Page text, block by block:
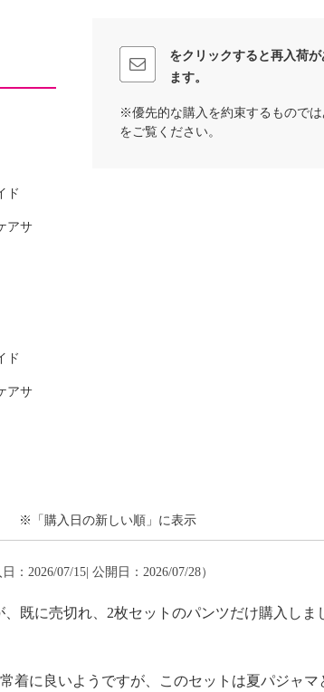
ド
アサ
ド
アサ
をクリックすると再入荷
ます。
※優先的な購入を約束するもので
をご覧ください。
※「購入日の新しい順」に表示
：2026/07/15| 公開日：2026/07/28）
既に売切れ、2枚セットのパンツだけ購入しま
着に良いようですが、このセットは夏パジャマ